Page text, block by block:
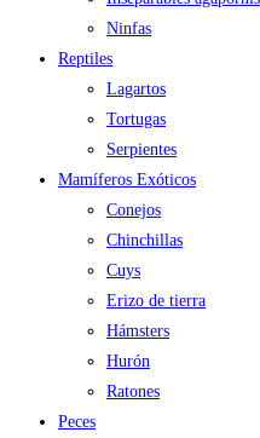
Ninfas
Reptiles
Lagartos
Tortugas
Serpientes
Mamíferos Exóticos
Conejos
Chinchillas
Cuys
Erizo de tierra
Hámsters
Hurón
Ratones
Peces